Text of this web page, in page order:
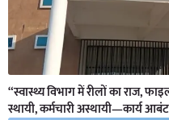
“स्वास्थ्य विभाग में रीलों का राज,
स्थायी, कर्मचारी अस्थायी—कार्य